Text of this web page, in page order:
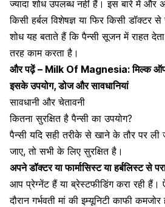
ज्यादा शोध उपलब्ध नहीं हैं। इस बारे में और
किसी हर्बल विशेषज्ञ या फिर किसी डॉक्टर
शोध यह बताते हैं कि पैन्सी सूजन में राहत
तरह काम करता है।
और पढ़ें – Milk Of Magnesia: मिल्क ऑफ
इसके उपयोग, डोज और सावधानियां
सावधानी और चेतावनी
कितना सुरक्षित है पैन्सी का उपयोग?
पैन्सी यदि सही तरीके से खाने के तौर पर ली
जाए, तो सभी के लिए सुरक्षित है।
अपने डॉक्टर या फार्मासिस्ट या हर्बलिस्ट से
आप प्रेग्नेंट हैं याब्रेस्टफीडिंगकरा रही हैं।
दौरान गर्भवती मां की इम्यूनिटी काफी